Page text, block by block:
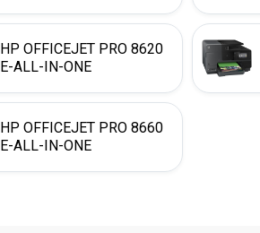
HP OFFICEJET PRO 8620
E-ALL-IN-ONE
HP OFFICEJET PRO 8660
E-ALL-IN-ONE